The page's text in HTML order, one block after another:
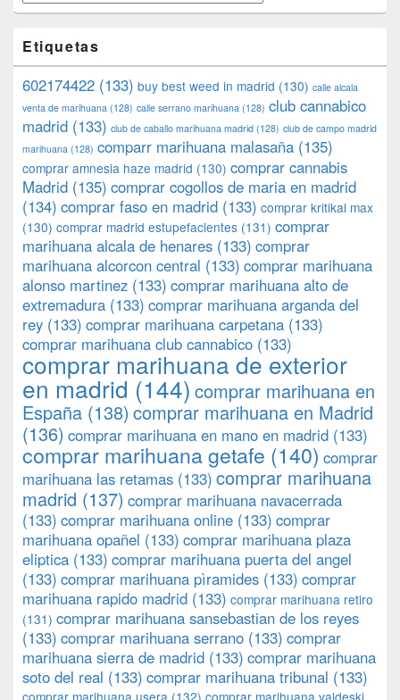
Etiquetas
602174422 (133) buy best weed in madrid (130) calle alcala
venta de marihuana (128) calle serrano marihuana (128) club cannabico
madrid (133) club de caballo marihuana madrid (128) club de campo madrid
marihuana (128) comparr marihuana malasaña (135)
comprar amnesia haze madrid (130) comprar cannabis
Madrid (135) comprar cogollos de maria en madrid
(134) comprar faso en madrid (133) comprar kritikal max
(130) comprar madrid estupefacientes (131) comprar
marihuana alcala de henares (133) comprar
marihuana alcorcon central (133) comprar marihuana
alonso martinez (133) comprar marihuana alto de
extremadura (133) comprar marihuana arganda del
rey (133) comprar marihuana carpetana (133)
comprar marihuana club cannabico (133)
comprar marihuana de exterior
en madrid (144) comprar marihuana en
España (138) comprar marihuana en Madrid
(136) comprar marihuana en mano en madrid (133)
comprar marihuana getafe (140) comprar
marihuana las retamas (133) comprar marihuana
madrid (137) comprar marihuana navacerrada
(133) comprar marihuana online (133) comprar
marihuana opañel (133) comprar marihuana plaza
eliptica (133) comprar marihuana puerta del angel
(133) comprar marihuana pìramides (133) comprar
marihuana rapido madrid (133) comprar marihuana retiro
(131) comprar marihuana sansebastian de los reyes
(133) comprar marihuana serrano (133) comprar
marihuana sierra de madrid (133) comprar marihuana
soto del real (133) comprar marihuana tribunal (133)